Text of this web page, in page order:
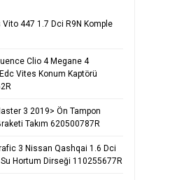
Vito 447 1.7 Dci R9N Komple
Clio 4 Megane 4
Vites Konum Kaptörü
3 2019> Ön Tampon
Takım 620500787R
3 Nissan Qashqai 1.6 Dci
Hortum Dirseği 110255677R